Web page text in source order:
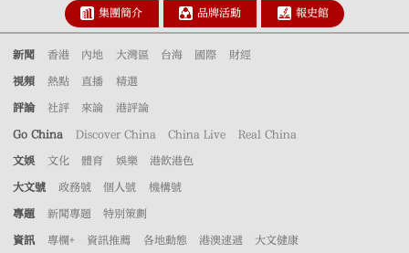
集團簡介 品牌活動 報史館
新聞 香港 內地 大灣區 台海 國際 財經
視頻 熱點 直播 精選
評論 社評 來論 港評論
Go China Discover China China Live Real China
文娛 文化 體育 娛樂 港飲港色
大文號 政務號 個人號 機構號
專題 新聞專題 特別策劃
資訊 專欄+ 資訊推薦 各地動態 港澳速遞 大文健康